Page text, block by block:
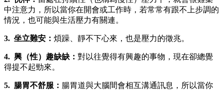
中注意力，所以當你在開會或工作時，若常常有跟不上步調的
情況，也可能與生活壓力有關連。
3. 坐立難安： 煩躁、靜不下心來，也是壓力的徵兆。
4. 興（性）趣缺缺： 對以往覺得有興趣的事物，現在卻總覺
得提不起勁來。
5. 腸胃不舒服： 腸胃道與大腦間會相互溝通訊息，所以當你